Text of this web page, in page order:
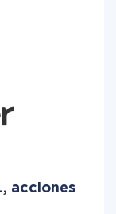
acciones